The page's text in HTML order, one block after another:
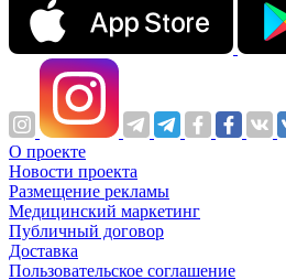
О проекте
Новости проекта
Размещение рекламы
Медицинский маркетинг
Публичный договор
Доставка
Пользовательское соглашение